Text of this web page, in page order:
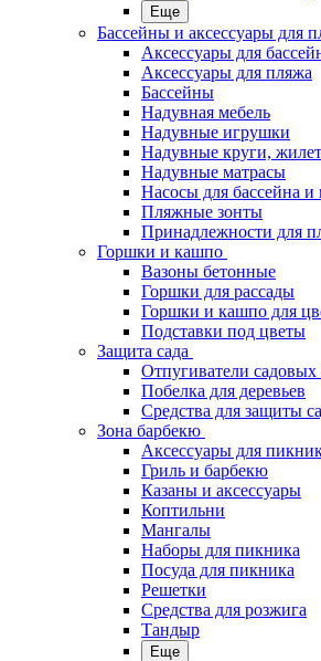
Еще
Бассейны и аксессуары для
Аксессуары для
Аксессуары для пляжа
Бассейны
Надувная мебель
Надувные игрушки
Надувные круги,
Надувные матрасы
Насосы для бассейна
Пляжные зонты
Принадлежности для
Горшки и кашпо
Вазоны бетонные
Горшки для рассады
Горшки и кашпо для
Подставки под цветы
Защита сада
Отпугиватели садовых
Побелка для деревьев
Средства для защиты
Зона барбекю
Аксессуары для
Гриль и барбекю
Казаны и аксессуары
Коптильни
Мангалы
Наборы для пикника
Посуда для пикника
Решетки
Средства для розжига
Тандыр
Еще